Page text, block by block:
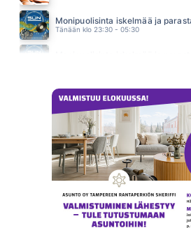
Monipuolisinta iskelmää ja
Tänään klo 23:30 - 05:30